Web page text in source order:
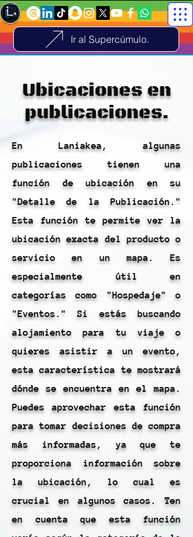
Ir al Supercúmulo.
Ubicaciones en
publicaciones.
En Laniakea, algunas
publicaciones tienen una
función de ubicación en su
"Detalle de la Publicación."
Esta función te permite ver la
ubicación exacta del producto o
servicio en un mapa. Es
especialmente útil en
categorías como "Hospedaje" o
"Eventos." Si estás buscando
alojamiento para tu viaje o
quieres asistir a un evento,
esta característica te mostrará
dónde se encuentra en el mapa.
Puedes aprovechar esta función
para tomar decisiones de compra
más informadas, ya que te
proporciona información sobre
la ubicación, lo cual es
crucial en algunos casos. Ten
en cuenta que esta función